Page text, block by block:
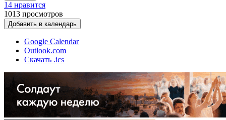
14 нравится
1013 просмотров
Добавить в календарь
Google Calendar
Outlook.com
Скачать .ics